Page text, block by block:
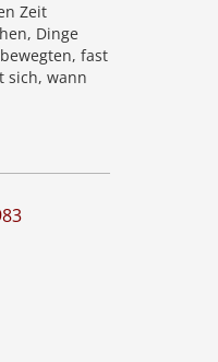
Zeit
Dinge
fast
sich, wann